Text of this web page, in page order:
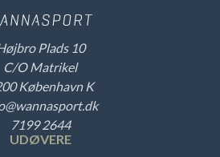
Plads 10
C/O Matrikel
København K
7199 2644
UDØVERE